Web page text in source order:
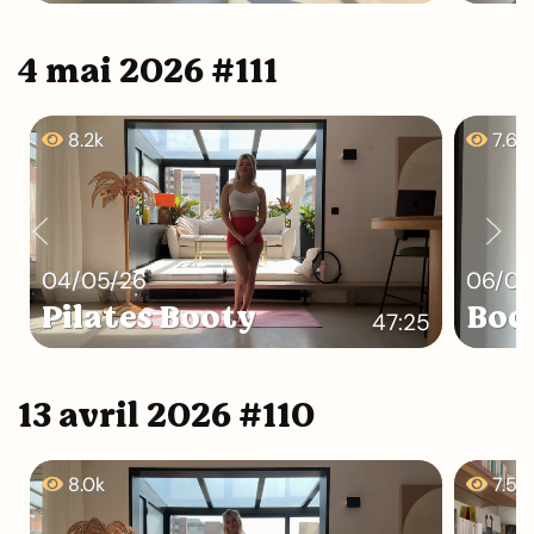
4 mai 2026 #111
04/05/26
Pilates Booty 47:25
8.2k
06/
7.6k
13 avril 2026 #110
8.0k 7.5k